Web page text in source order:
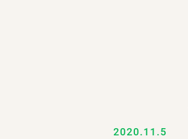
2020.11.5